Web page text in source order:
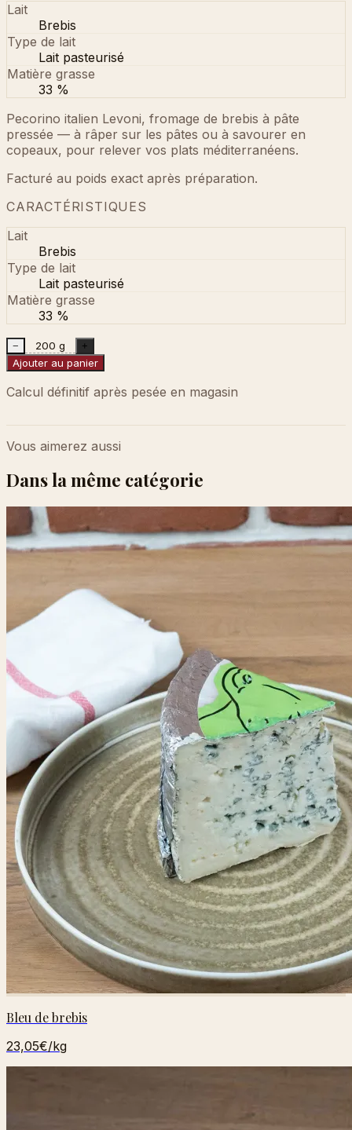
Lait
Brebis
Type de lait
Lait pasteurisé
Matière grasse
33 %
Pecorino italien Levoni, fromage de brebis à pâte
pressée — à râper sur les pâtes ou à savourer en
copeaux, pour relever vos plats méditerranéens.
Facturé au poids exact après préparation.
CARACTÉRISTIQUES
Lait
Brebis
Type de lait
Lait pasteurisé
Matière grasse
33 %
− 200 g +
Ajouter au panier
Calcul définitif après pesée en magasin
Vous aimerez aussi
Dans la même catégorie
Bleu de brebis
23,05€/kg